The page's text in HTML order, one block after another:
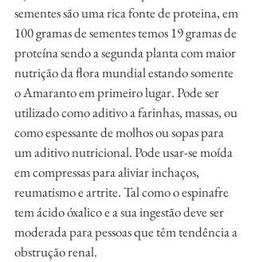
sementes são uma rica fonte de proteina, em
100 gramas de sementes temos 19 gramas de
proteína sendo a segunda planta com maior
nutrição da flora mundial estando somente
o Amaranto em primeiro lugar. Pode ser
utilizado como aditivo a farinhas, massas, ou
como espessante de molhos ou sopas para
um aditivo nutricional. Pode usar-se moída
em compressas para aliviar inchaços,
reumatismo e artrite. Tal como o espinafre
tem ácido óxalico e a sua ingestão deve ser
moderada para pessoas que têm tendência a
obstrução renal.